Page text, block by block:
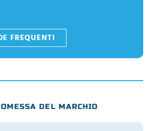
FREQUENTI
DEL MARCHIO